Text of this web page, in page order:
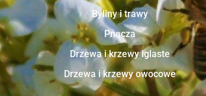
Byliny i trawy
Pnącza
Drzewa i krzewy iglaste
Drzewa i krzewy owocowe